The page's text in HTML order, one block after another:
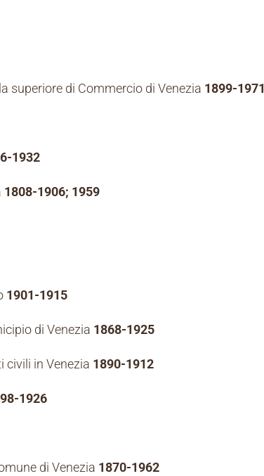
superiore di Commercio di Venezia 1899-1971
1932
1808-1906; 1959
1901-1915
di Venezia 1868-1925
civili in Venezia 1890-1912
1926
di Venezia 1870-1962